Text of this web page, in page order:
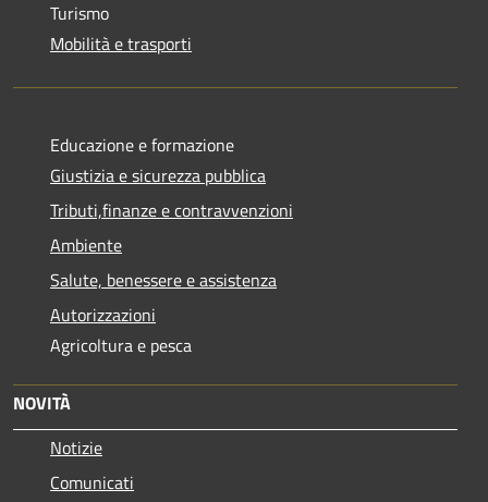
Turismo
Mobilità e trasporti
Educazione e formazione
Giustizia e sicurezza pubblica
Tributi,finanze e contravvenzioni
Ambiente
Salute, benessere e assistenza
Autorizzazioni
Agricoltura e pesca
NOVITÀ
Notizie
Comunicati